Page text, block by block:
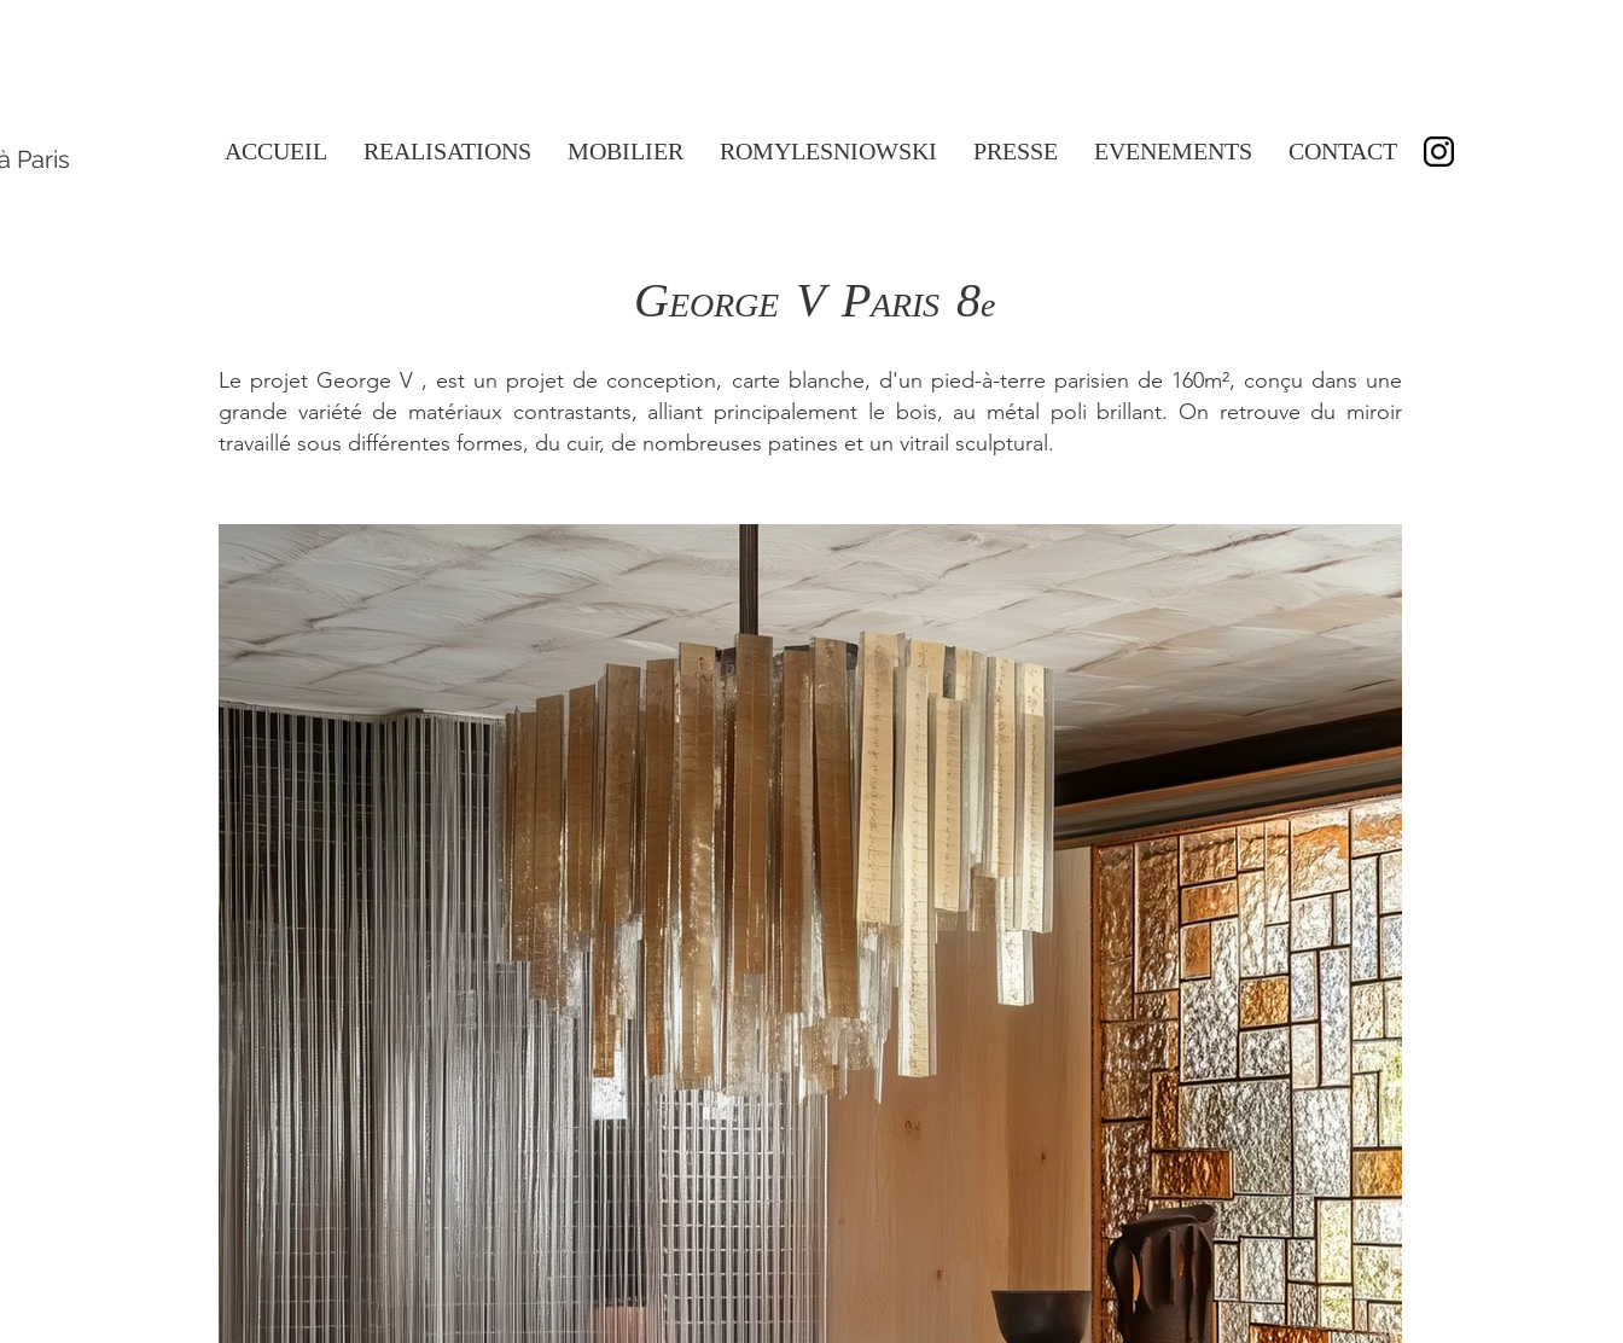
Paris ACCUEIL REALISATIONS MOBILIER ROMYLESNIOWSKI PRESSE EVENEMENTS CONTACT
GEORGE V PARIS 8e
Le projet George V , est un projet de conception, carte blanche, d'un pied-à-terre parisien de 160m², conçu dans une
grande variété de matériaux contrastants, alliant principalement le bois, au métal poli brillant. On retrouve du miroir
travaillé sous différentes formes, du cuir, de nombreuses patines et un vitrail sculptural.